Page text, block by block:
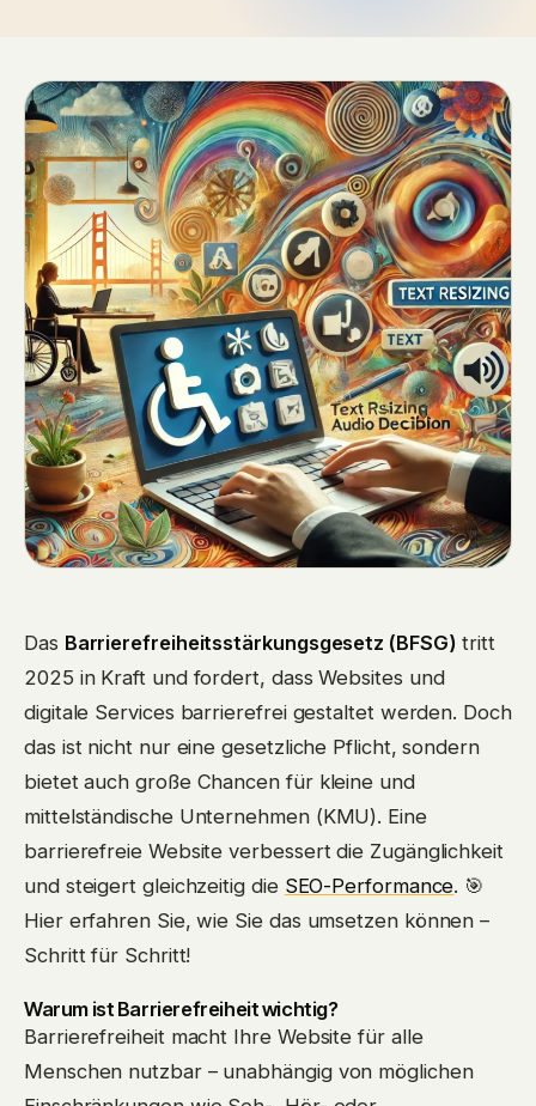
Das Barrierefreiheitsstärkungsgesetz (BFSG) tritt
2025 in Kraft und fordert, dass Websites und
digitale Services barrierefrei gestaltet werden. Doch
das ist nicht nur eine gesetzliche Pflicht, sondern
bietet auch große Chancen für kleine und
mittelständische Unternehmen (KMU). Eine
barrierefreie Website verbessert die Zugänglichkeit
und steigert gleichzeitig die SEO-Performance. 🎯
Hier erfahren Sie, wie Sie das umsetzen können –
Schritt für Schritt!
Warum ist Barrierefreiheit wichtig?
Barrierefreiheit macht Ihre Website für alle
Menschen nutzbar – unabhängig von möglichen